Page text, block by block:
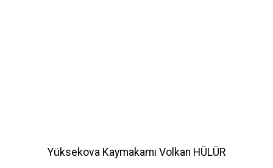
Yüksekova Kaymakamı Volkan HÜLÜR